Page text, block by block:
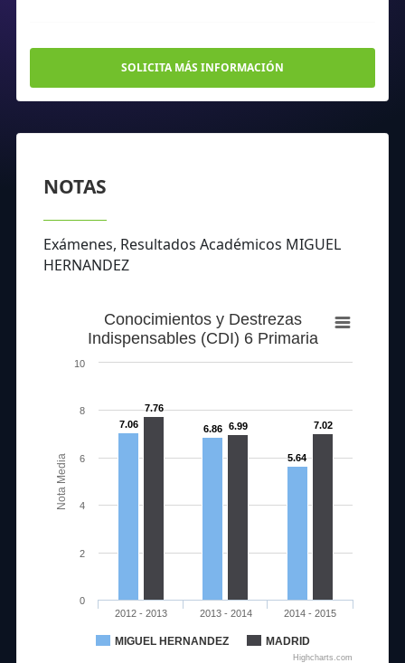
SOLICITA MÁS INFORMACIÓN
NOTAS
Exámenes, Resultados Académicos MIGUEL
HERNANDEZ
Nota Media
Conocimientos y Destrezas
Indispensables (CDI) 6 Primaria
7.06 6.86
5.64
7.76
6.99
7.02
MIGUEL HERNANDEZ MADRID
2012 - 2013 2013 - 2014 2014 - 2015
0
2
4
6
8
10
Highcharts.com